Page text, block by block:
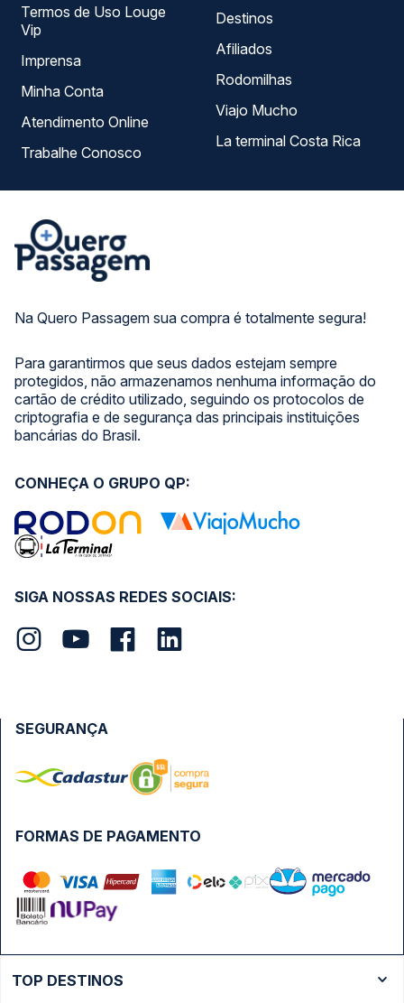
Na Quero Passagem sua compra é totalmente segura!
Para garantirmos que seus dados estejam sempre
protegidos, não armazenamos nenhuma informação do
cartão de crédito utilizado, seguindo os protocolos de
criptografia e de segurança das principais instituições
bancárias do Brasil.
Termos de Uso Louge
Vip
Imprensa
Minha Conta
Atendimento Online
Trabalhe Conosco
Destinos
Afiliados
Rodomilhas
Viajo Mucho
La terminal Costa Rica
SIGA NOSSAS REDES SOCIAIS:
CONHEÇA O GRUPO QP:
FORMAS DE PAGAMENTO
SEGURANÇA
TOP DESTINOS